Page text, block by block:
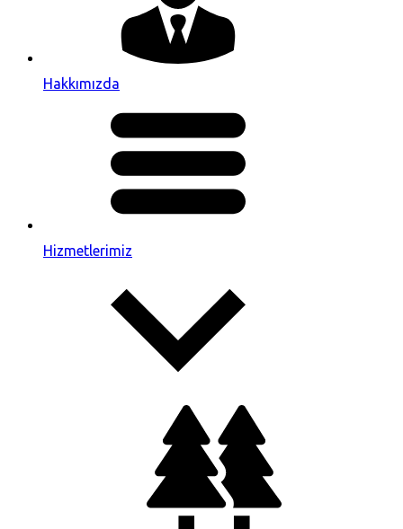
Hakkımızda
Hizmetlerimiz